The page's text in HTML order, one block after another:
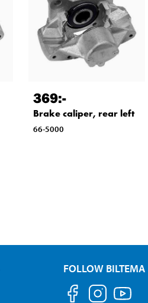
369:-
Brake caliper, rear left
66-5000
FOLLOW BILTEMA